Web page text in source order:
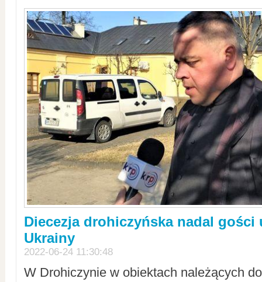
Diecezja drohiczyńska nadal gości
Ukrainy
2022-06-24 11:30:48
W Drohiczynie w obiektach należących